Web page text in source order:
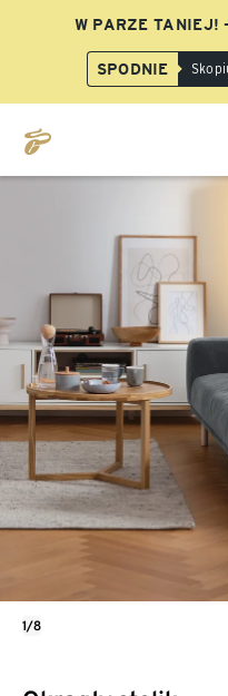
W PARZE TANIEJ!
SPODNIE
1/8